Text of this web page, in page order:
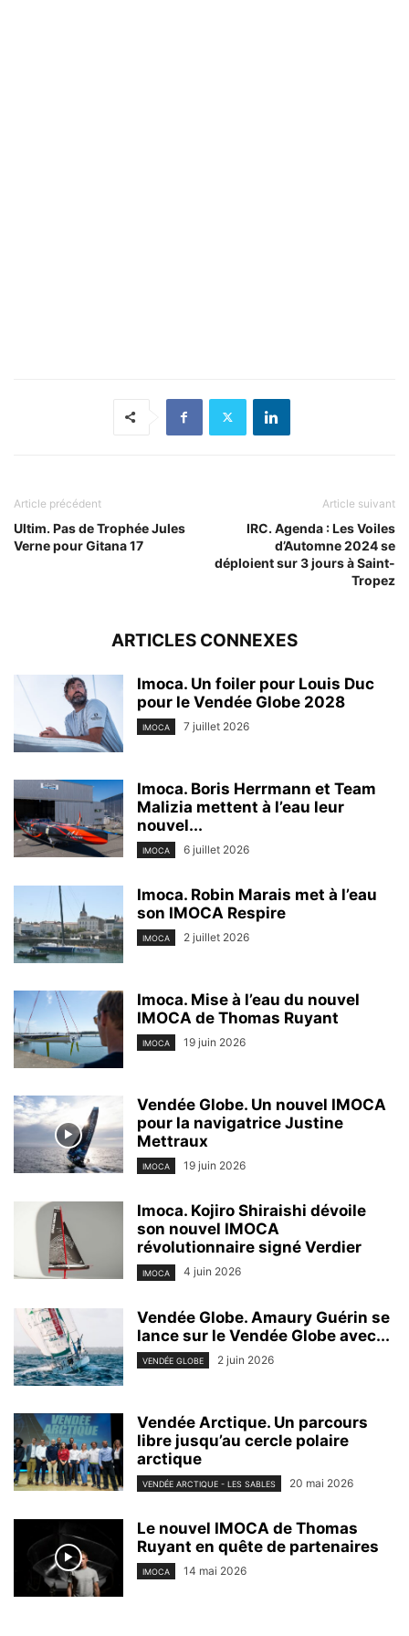
Article précédent
Ultim. Pas de Trophée Jules
Verne pour Gitana 17
Article suivant
IRC. Agenda : Les Voiles
d’Automne 2024 se
déploient sur 3 jours à Saint-
Tropez
ARTICLES CONNEXES
Imoca. Un foiler pour Louis Duc
pour le Vendée Globe 2028
IMOCA 7 juillet 2026
Imoca. Boris Herrmann et Team
Malizia mettent à l’eau leur
nouvel...
IMOCA 6 juillet 2026
Imoca. Robin Marais met à l’eau
son IMOCA Respire
IMOCA 2 juillet 2026
Imoca. Mise à l’eau du nouvel
IMOCA de Thomas Ruyant
IMOCA 19 juin 2026
Vendée Globe. Un nouvel IMOCA
pour la navigatrice Justine
Mettraux
IMOCA 19 juin 2026
Imoca. Kojiro Shiraishi dévoile
son nouvel IMOCA
révolutionnaire signé Verdier
IMOCA 4 juin 2026
Vendée Globe. Amaury Guérin se
lance sur le Vendée Globe avec...
VENDÉE GLOBE 2 juin 2026
Vendée Arctique. Un parcours
libre jusqu’au cercle polaire
arctique
VENDÉE ARCTIQUE - LES SABLES 20 mai 2026
Le nouvel IMOCA de Thomas
Ruyant en quête de partenaires
IMOCA 14 mai 2026